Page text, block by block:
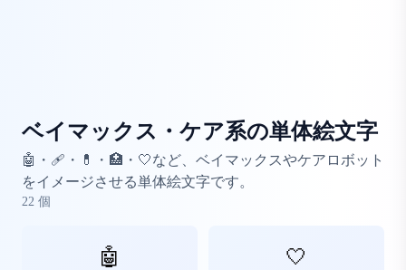
ベイマックス・ケア系の単体絵文字
🤖・🩹・💊・🏥・🤍など、ベイマックスやケアロボット
をイメージさせる単体絵文字です。
22 個
🤖 🤍